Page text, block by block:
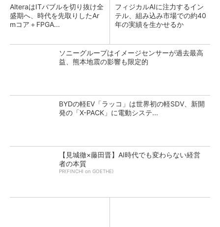
AlteraはITバブルを切り抜け全
盛期へ、時代を先取りしたAr
mコア＋FPGA...
フィジカルAIに注力するイン
テル、組み込み市場での約40
年の実績を生かせるか
ソニーグループはイメージセンサーが過去最高
益、熊本地震の影響も限定的
BYDの軽EV「ラッコ」は世界初の軽SDV、新開
発の「X-PACK」に電動システ...
【見城徹×藤田晋】AI時代でも変わらない経営
者の本質
PR(FINCHI on GOETHE)